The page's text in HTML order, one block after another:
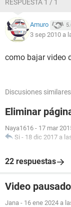
RESPUESTA 1 / 1
Amuro
3 sep 2010 a
como bajar video
Discusiones similares
Eliminar
Naya1616 - 17 mar
Si - 18 dic 2017 a
22 respuestas
Video
Jana - 16 ene 2024 a